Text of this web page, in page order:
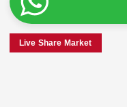
Live Share Market